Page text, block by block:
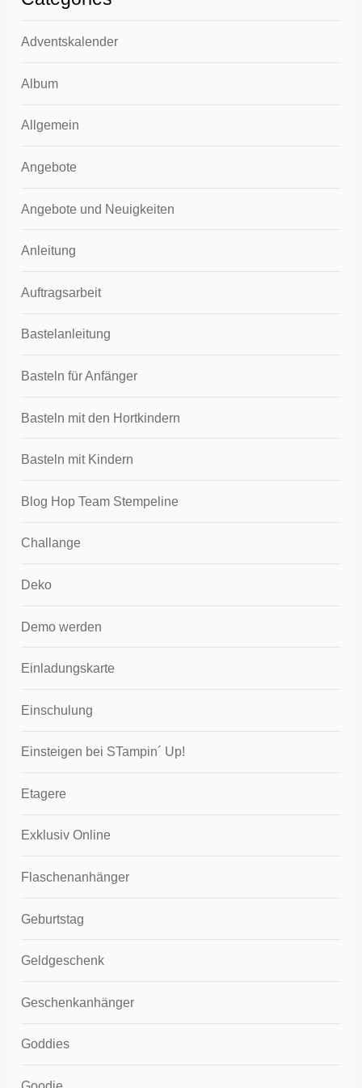
Adventskalender
Album
Allgemein
Angebote
Angebote und Neuigkeiten
Anleitung
Auftragsarbeit
Bastelanleitung
Basteln für Anfänger
Basteln mit den Hortkindern
Basteln mit Kindern
Blog Hop Team Stempeline
Challange
Deko
Demo werden
Einladungskarte
Einschulung
Einsteigen bei STampin´ Up!
Etagere
Exklusiv Online
Flaschenanhänger
Geburtstag
Geldgeschenk
Geschenkanhänger
Goddies